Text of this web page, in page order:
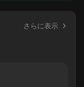
さらに表示